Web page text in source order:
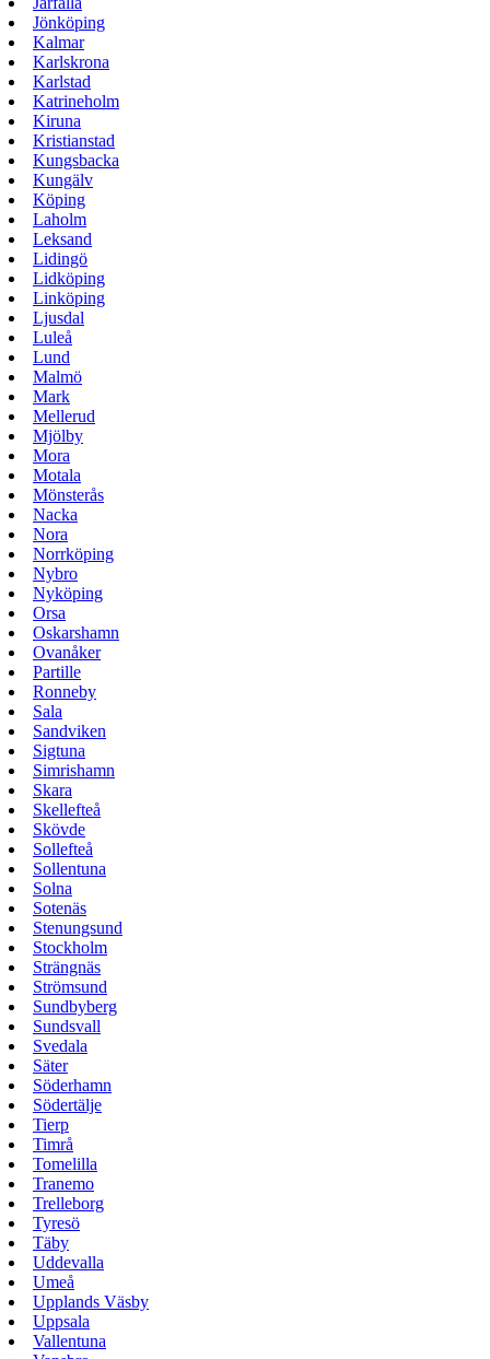
Jönköping
Kalmar
Karlskrona
Karlstad
Katrineholm
Kiruna
Kristianstad
Kungsbacka
Kungälv
Köping
Laholm
Leksand
Lidingö
Lidköping
Linköping
Ljusdal
Luleå
Lund
Malmö
Mark
Mellerud
Mjölby
Mora
Motala
Mönsterås
Nacka
Nora
Norrköping
Nybro
Nyköping
Orsa
Oskarshamn
Ovanåker
Partille
Ronneby
Sala
Sandviken
Sigtuna
Simrishamn
Skara
Skellefteå
Skövde
Sollefteå
Sollentuna
Solna
Sotenäs
Stenungsund
Stockholm
Strängnäs
Strömsund
Sundbyberg
Sundsvall
Svedala
Säter
Söderhamn
Södertälje
Tierp
Timrå
Tomelilla
Tranemo
Trelleborg
Tyresö
Täby
Uddevalla
Umeå
Upplands Väsby
Uppsala
Vallentuna